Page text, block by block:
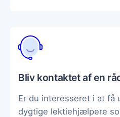
Bliv kontaktet af en
Er du interesseret i at få
dygtige lektiehjælpere